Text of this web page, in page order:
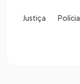
Justiça Polícia